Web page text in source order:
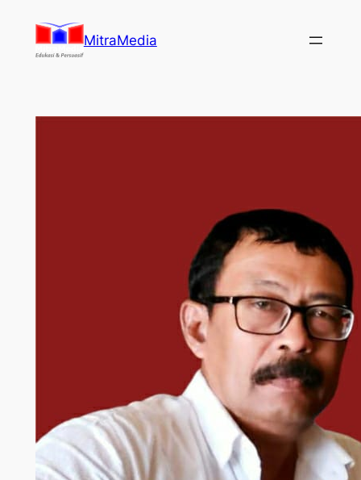
konten
MitraMedia